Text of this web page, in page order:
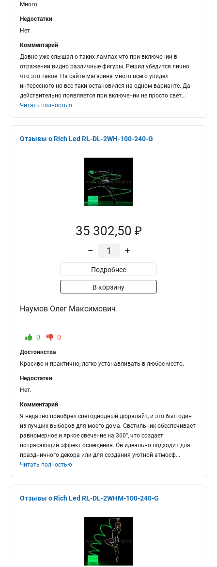
Много
Недостатки
Нет
Комментарий
Давно уже слышал о таких лампах что при включении в
отражении видно различные фигуры. Решил убедится лично
что это такое. На сайте магазина много всего увидел
интересного но все таки остановился на одном варианте. Да
действительно появляется при включении не просто свет...
Читать полностью
Отзывы о Rich Led RL-DL-2WH-100-240-G
35 302,50 ₽
– +
Подробнее
В корзину
Наумов Олег Максимович
0 0
Достоинства
Красиво и практично, легко устанавливать в любое место.
Недостатки
Нет.
Комментарий
Я недавно приобрел светодиодный дюралайт, и это был один
из лучших выборов для моего дома. Светильник обеспечивает
равномерное и яркое свечение на 360°, что создает
потрясающий эффект освещения. Он идеально подходит для
праздничного декора или для создания уютной атмосф...
Читать полностью
Отзывы о Rich Led RL-DL-2WHM-100-240-G